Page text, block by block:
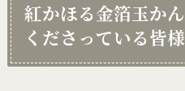
紅かほる金箔玉か
くださっている皆